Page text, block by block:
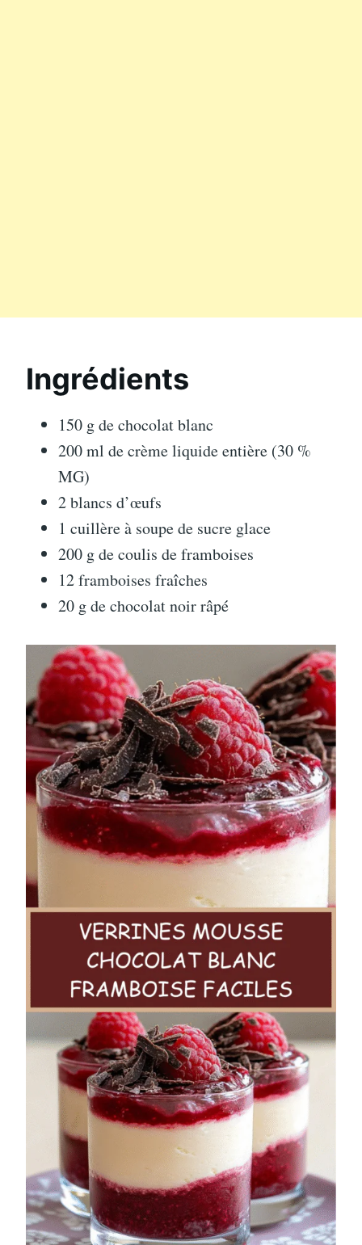
Ingrédients
150 g de chocolat blanc
200 ml de crème liquide entière (30 %
MG)
2 blancs d’œufs
1 cuillère à soupe de sucre glace
200 g de coulis de framboises
12 framboises fraîches
20 g de chocolat noir râpé